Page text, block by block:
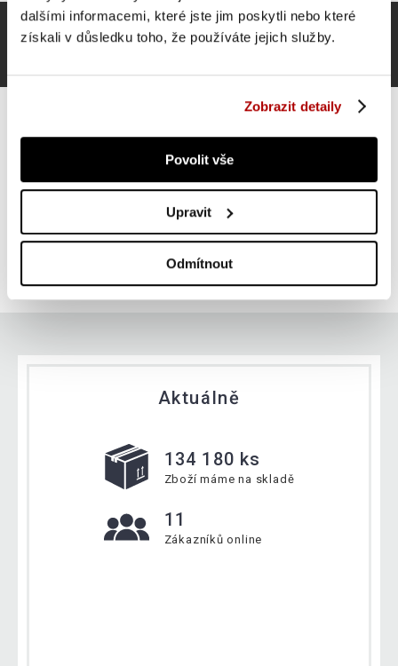
dalšími informacemi, které jste jim poskytli nebo které
získali v důsledku toho, že používáte jejich služby.
Zobrazit detaily
Povolit vše
Upravit
Odmítnout
Gorilla Sports Šestihranná pogumovaná činka, 15 kg
949 Kč
1 295 Kč
Do košíku
Aktuálně
134 180 ks
Zboží máme na skladě
11
Zákazníků online